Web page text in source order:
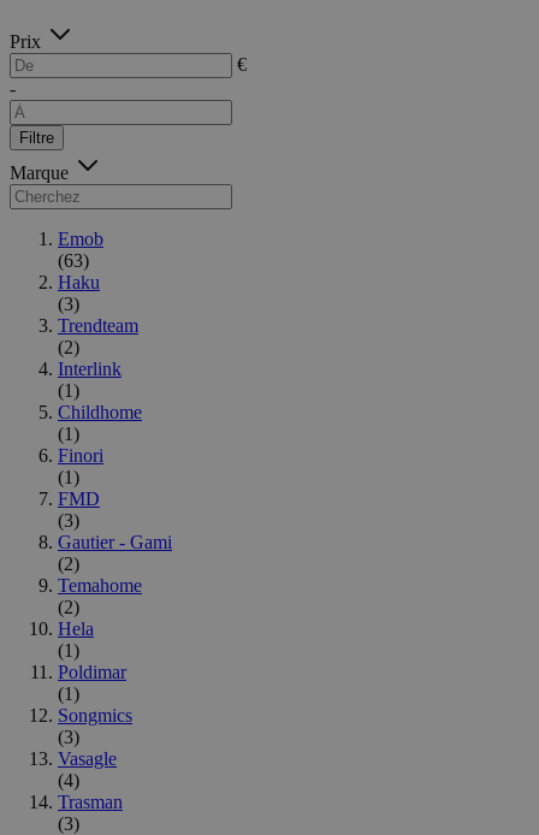
Prix
€
-
Filtre
Marque
Emob
(63)
Haku
(3)
Trendteam
(2)
Interlink
(1)
Childhome
(1)
Finori
(1)
FMD
(3)
Gautier - Gami
(2)
Temahome
(2)
Hela
(1)
Poldimar
(1)
Songmics
(3)
Vasagle
(4)
Trasman
(3)